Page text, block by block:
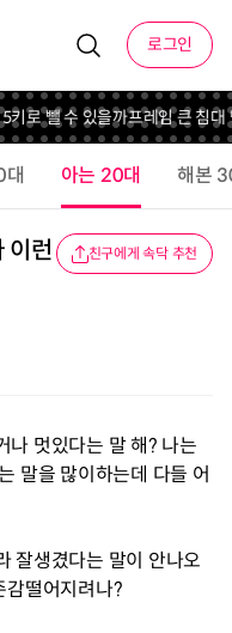
로그인
로 뺄 수 있을까프레임 큰 침대
아는 20대 해본
이런
친구에게 속닥 추천
나 멋있다는 말 해? 나는
말을 많이하는데 다들 어
잘생겼다는 말이 안나오
감떨어지려나?